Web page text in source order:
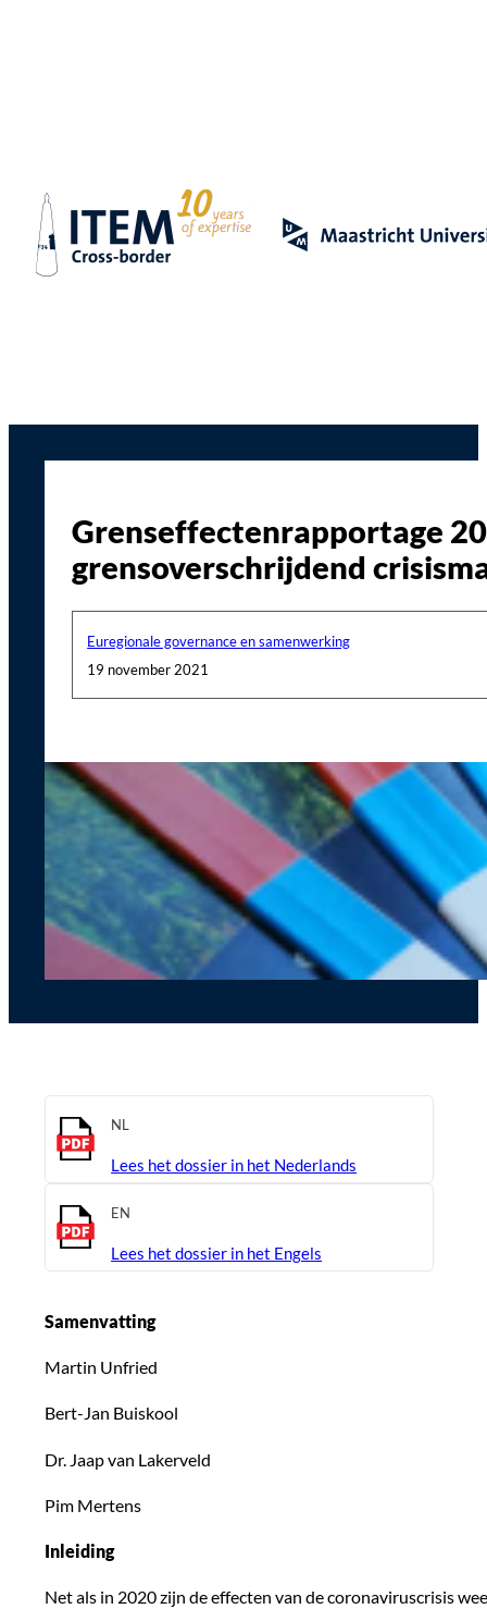
Grenseffectenrapportage
grensoverschrijdend
Euregionale governance en samenwerking
19 november 2021
NL
Lees het dossier in het Nederlands
EN
Lees het dossier in het Engels
Samenvatting
Martin Unfried
Bert-Jan Buiskool
Dr. Jaap van Lakerveld
Pim Mertens
Inleiding
Net als in 2020 zijn de effecten van de coronaviruscrisis